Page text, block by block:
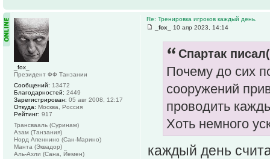
Re: Тренировка игроков каждый день.
_fox_
10 апр 2023, 14:14
Спартак
Почему до сих
сооружений
проводить
Хоть немного
каждый день
_fox_
Президент ФФ Танзании
Сообщений: 13472
Благодарностей: 2449
Зарегистрирован: 05 авг 2008, 12:17
Откуда: Москва, Россия
Рейтинг: 917
Трансвааль (Суринам)
Азам (Танзания)
Норд Апеннино (Сан-Марино)
Манта (Эквадор)
Аль-Ахли (Сана, Йемен)